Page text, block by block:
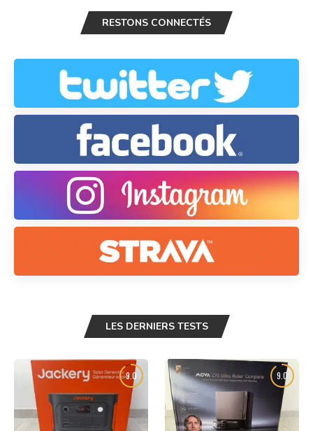
RESTONS CONNECTÉS
LES DERNIERS TESTS
9.0 9.0